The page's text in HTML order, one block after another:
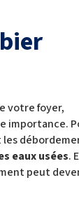
votre foyer,
importance.
les
eaux usées.
peut